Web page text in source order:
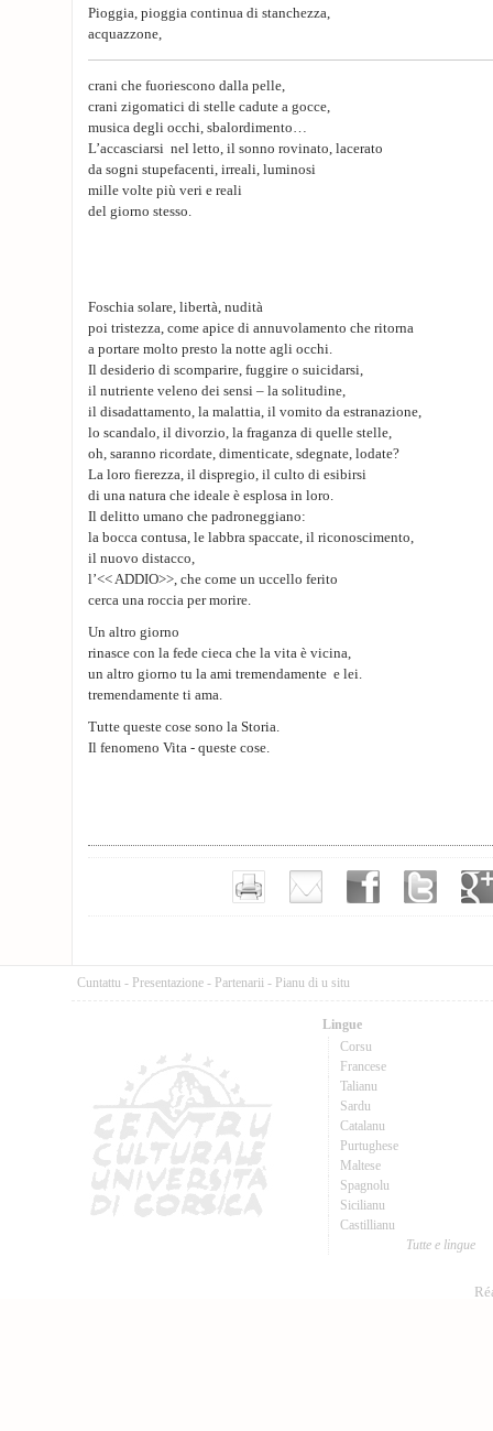
Pioggia, pioggia continua di stanchezza,
acquazzone,
crani che fuoriescono dalla pelle,
crani zigomatici di stelle cadute a gocce,
musica degli occhi, sbalordimento…
L’accasciarsi nel letto, il sonno rovinato, lacerato
da sogni stupefacenti, irreali, luminosi
mille volte più veri e reali
del giorno stesso.
Foschia solare, libertà, nudità
poi tristezza, come apice di annuvolamento che ritorna
a portare molto presto la notte agli occhi.
Il desiderio di scomparire, fuggire o suicidarsi,
il nutriente veleno dei sensi – la solitudine,
il disadattamento, la malattia, il vomito da estranazione,
lo scandalo, il divorzio, la fraganza di quelle stelle,
oh, saranno ricordate, dimenticate, sdegnate, lodate?
La loro fierezza, il dispregio, il culto di esibirsi
di una natura che ideale è esplosa in loro.
Il delitto umano che padroneggiano:
la bocca contusa, le labbra spaccate, il riconoscimento,
il nuovo distacco,
l’<< ADDIO>>, che come un uccello ferito
cerca una roccia per morire.
Un altro giorno
rinasce con la fede cieca che la vita è vicina,
un altro giorno tu la ami tremendamente e lei.
tremendamente ti ama.
Tutte queste cose sono la Storia.
Il fenomeno Vita - queste cose.
Cuntattu - Presentazione - Partenarii - Pianu di u situ
Lingue
Corsu
Francese
Talianu
Sardu
Catalanu
Purtughese
Maltese
Spagnolu
Sicilianu
Castillianu
Tutte e lingue